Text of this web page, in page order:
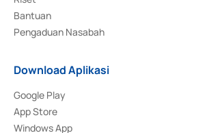
Bantuan
Pengaduan Nasabah
Download Aplikasi
Google Play
App Store
Windows App